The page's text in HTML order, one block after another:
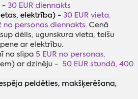
- 30 EUR diennakts
elektrība) - 30 EUR vieta.
no personas diennakts. Cenā
dēlis, ugunskura vieta, telšu
ar elektrību.
no slipa 5 EUR no personas.
ar dzinēju - 50 EUR stundā, 400
peldēties, makšķerēšana,